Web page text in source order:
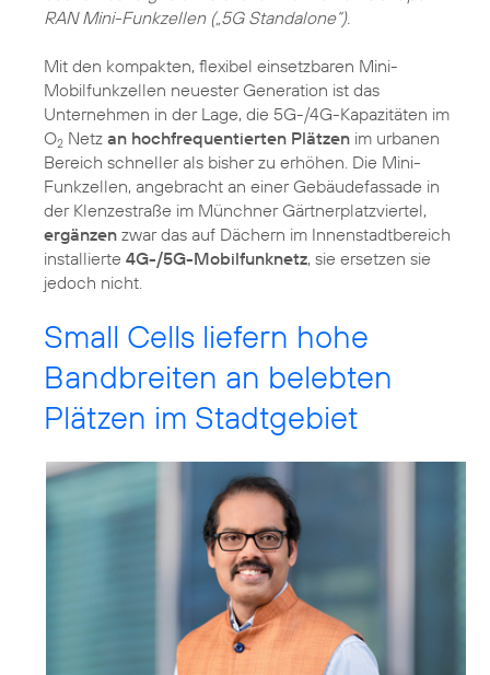
RAN Mini-Funkzellen („5G Standalone“).
Mit den kompakten, flexibel einsetzbaren Mini-
Mobilfunkzellen neuester Generation ist das
Unternehmen in der Lage, die 5G-/4G-Kapazitäten im
O2 Netz an hochfrequentierten Plätzen im urbanen
Bereich schneller als bisher zu erhöhen. Die Mini-
Funkzellen, angebracht an einer Gebäudefassade in
der Klenzestraße im Münchner Gärtnerplatzviertel,
ergänzen zwar das auf Dächern im Innenstadtbereich
installierte 4G-/5G-Mobilfunknetz, sie ersetzen sie
jedoch nicht.
Small Cells liefern hohe
Bandbreiten an belebten
Plätzen im Stadtgebiet